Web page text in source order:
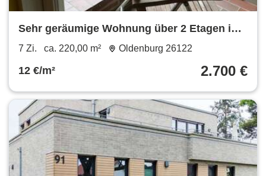
Sehr geräumige Wohnung über 2 Etagen im
Dobbenviertel Oldenburg
7 Zi. ca. 220,00 m² Oldenburg 26122
12 €/m² 2.700 €